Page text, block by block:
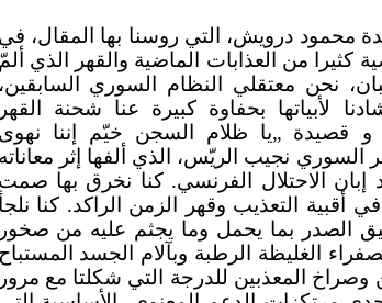
محمود درويش، التي روسنا بها المقال،
كثيرا من العذابات الماضية والقهر الذي
نحن معتقلي النظام السوري
لأبياتها بحفاوة كبيرة عنا شحنة
و قصيدة „يا ظلام السجن خيّم إننا
السوري نجيب الريّس، الذي ألفها إثر
الاحتلال الفرنسي. كنا نخرق بها
في أقبية التعذيب وقهر الزمن الراكد. كنا
الصدر بما يحمل وما يجثم عليه من
الغليظة الرطبة وبآلام الجسد
وصراخ المعذبين للدرجة التي شكلتا مع